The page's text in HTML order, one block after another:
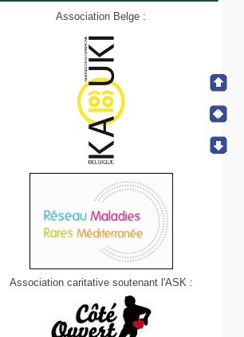
Association Belge :
Association caritative soutenant l'ASK :